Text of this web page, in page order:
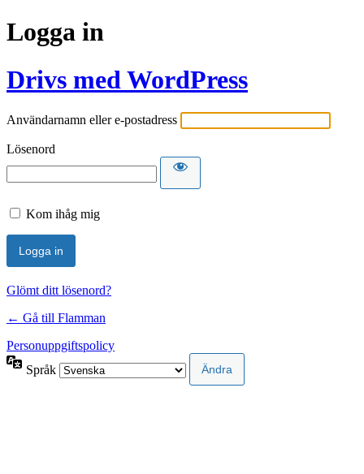
Logga in
Drivs med WordPress
Användarnamn eller e-postadress
Lösenord
Kom ihåg mig
Glömt ditt lösenord?
← Gå till Flamman
Personuppgiftspolicy
Språk